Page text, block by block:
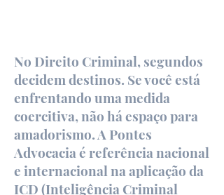
No Direito Criminal, segundos
decidem destinos. Se você está
enfrentando uma medida
coercitiva, não há espaço para
amadorismo. A Pontes
Advocacia é referência nacional
e internacional na aplicação da
ICD (Inteligência Criminal